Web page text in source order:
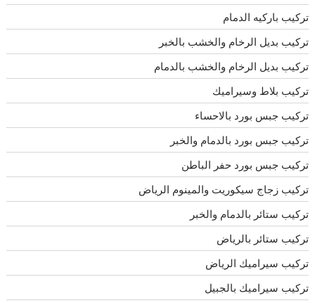
تركيب باركيه الدمام
تركيب بديل الرخام والخشب بالخبر
تركيب بديل الرخام والخشب بالدمام
تركيب بلاط وسيراميك
تركيب جبس بورد بالاحساء
تركيب جبس بورد بالدمام والخبر
تركيب جبس بورد حفر الباطن
تركيب زجاج سيكوريت والمينوم الرياض
تركيب ستائر بالدمام والخبر
تركيب ستائر بالرياض
تركيب سيراميك الرياض
تركيب سيراميك بالجبيل